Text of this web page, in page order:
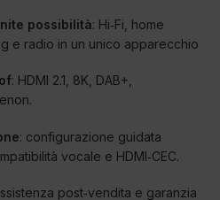
possibilità: Hi‑Fi, home
e radio in un unico apparecchio
: HDMI 2.1, 8K, DAB+,
: configurazione guidata
vocale e HDMI‑CEC.
post‑vendita e garanzia